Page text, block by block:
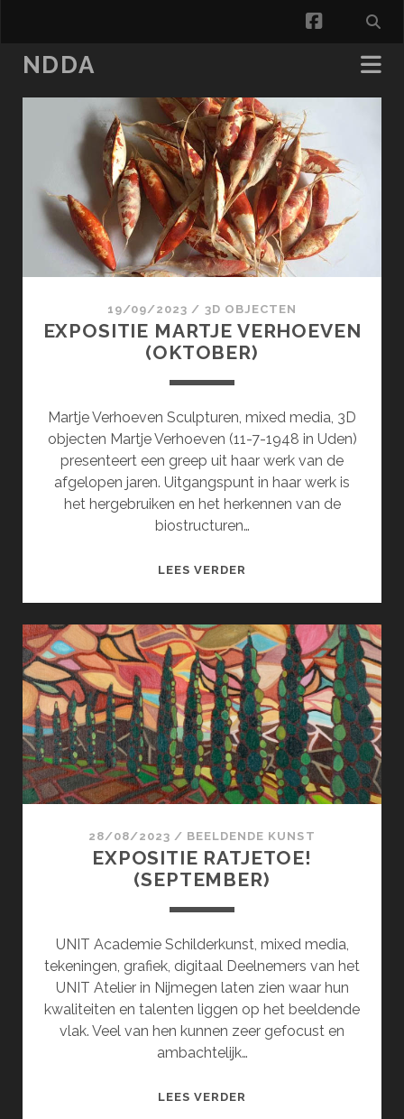
facebook
NDDA
NDDA
Posts
19/09/2023 / 3D OBJECTEN
EXPOSITIE MARTJE VERHOEVEN
(OKTOBER)
Martje Verhoeven Sculpturen, mixed media, 3D
objecten Martje Verhoeven (11-7-1948 in Uden)
presenteert een greep uit haar werk van de
afgelopen jaren. Uitgangspunt in haar werk is
het hergebruiken en het herkennen van de
biostructuren…
LEES VERDER
(OKTOBER)
28/08/2023 / BEELDENDE KUNST
EXPOSITIE RATJETOE!
(SEPTEMBER)
UNIT Academie Schilderkunst, mixed media,
tekeningen, grafiek, digitaal Deelnemers van het
UNIT Atelier in Nijmegen laten zien waar hun
kwaliteiten en talenten liggen op het beeldende
vlak. Veel van hen kunnen zeer gefocust en
ambachtelijk…
LEES VERDER